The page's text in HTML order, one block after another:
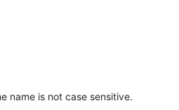
name is not case sensitive.